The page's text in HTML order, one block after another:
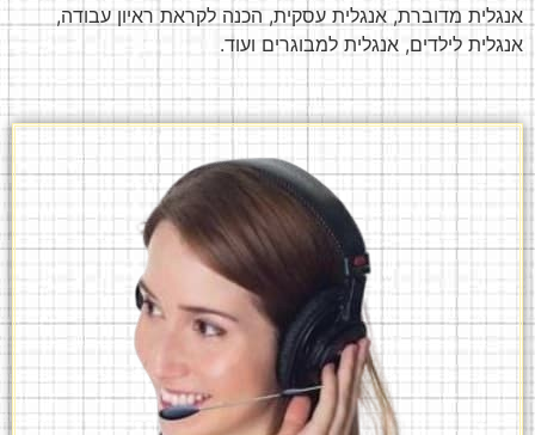
אנגלית מדוברת, אנגלית עסקית, הכנה לקראת ראיון עבודה,
אנגלית לילדים, אנגלית למבוגרים ועוד.